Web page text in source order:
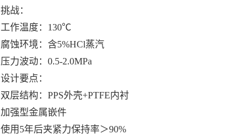
挑战：
工作温度：130℃
腐蚀环境：含5%HCl蒸汽
压力波动：0.5-2.0MPa
设计要点：
双层结构：PPS外壳+PTFE内衬
加强型金属嵌件
使用5年后夹紧力保持率＞90%